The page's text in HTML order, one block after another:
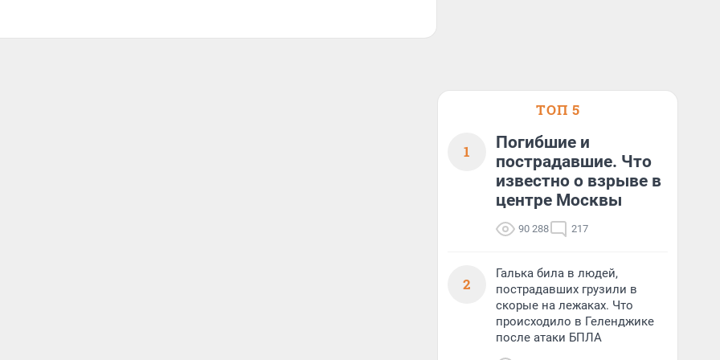
ТОП 5
1
Погибшие и
пострадавшие. Что
известно о взрыве в
центре Москвы
90 288 217
2
Галька била в людей,
пострадавших грузили в
скорые на лежаках. Что
происходило в Геленджике
после атаки БПЛА